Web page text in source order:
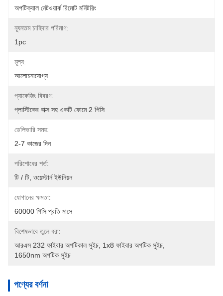
অপটিক্যাল নেটওয়ার্ক রিমোট মনিটরিং
ন্যূনতম চাহিদার পরিমাণ:
1pc
মূল্য:
আলোচনাযোগ্য
প্যাকেজিং বিবরণ:
প্লাস্টিকের বাক্স সহ একটি ফোমে 2 পিসি
ডেলিভারি সময়:
2-7 কাজের দিন
পরিশোধের শর্ত:
টি / টি, ওয়েস্টার্ন ইউনিয়ন
যোগানের ক্ষমতা:
60000 পিসি প্রতি মাসে
বিশেষভাবে তুলে ধরা:
আরএস 232 ফাইবার অপটিকাল সুইচ 1x8 ফাইবার অপটিক সুইচ
1650nm অপটিক সুইচ
পণ্যের বর্ণনা